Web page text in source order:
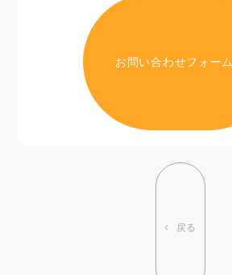
お問い合わせフォーム
戻る